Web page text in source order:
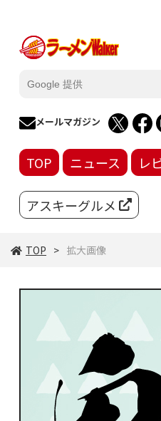
メールマガジン
TOP ニュース レ
アスキーグルメ
TOP 拡大画像